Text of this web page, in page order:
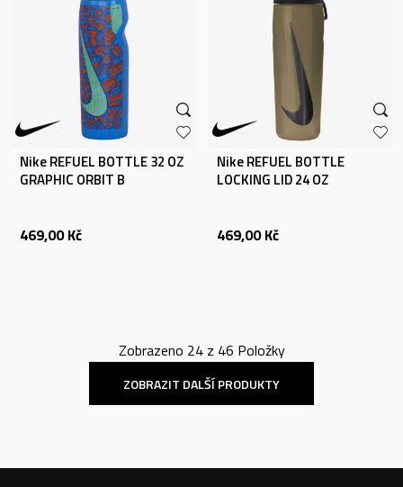
Nike REFUEL BOTTLE 32 OZ
GRAPHIC ORBIT B
469,00 Kč
Nike REFUEL BOTTLE
LOCKING LID 24 OZ
469,00 Kč
Zobrazeno 24z 46 Položky
ZOBRAZIT DALŠÍ PRODUKTY